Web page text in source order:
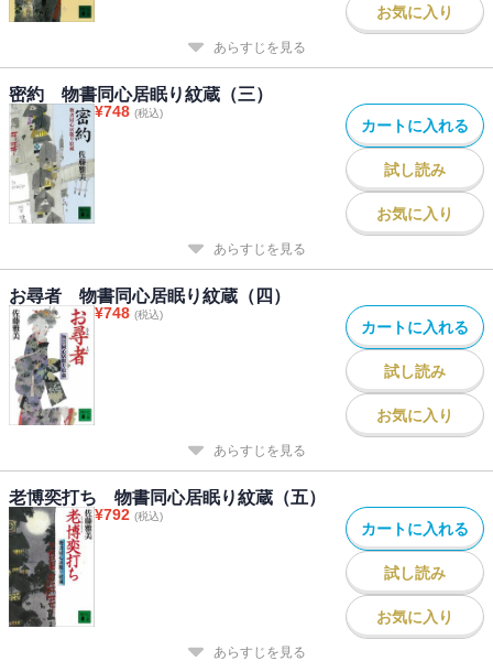
お気に入り
あらすじを見る
密約 物書同心居眠り紋蔵（三）
¥748 (税込)
カートに入れる
試し読み
お気に入り
あらすじを見る
お尋者 物書同心居眠り紋蔵（四）
¥748 (税込)
カートに入れる
試し読み
お気に入り
あらすじを見る
老博奕打ち 物書同心居眠り紋蔵（五）
¥792 (税込)
カートに入れる
試し読み
お気に入り
あらすじを見る